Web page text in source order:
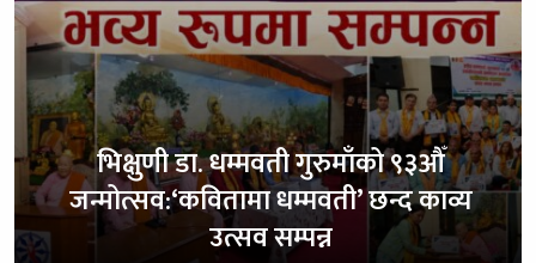
भिक्षुणी डा. धम्मवती गुरुमाँको ९३औँ
जन्मोत्सव:‘कवितामा धम्मवती’ छन्द काव्य
उत्सव सम्पन्न